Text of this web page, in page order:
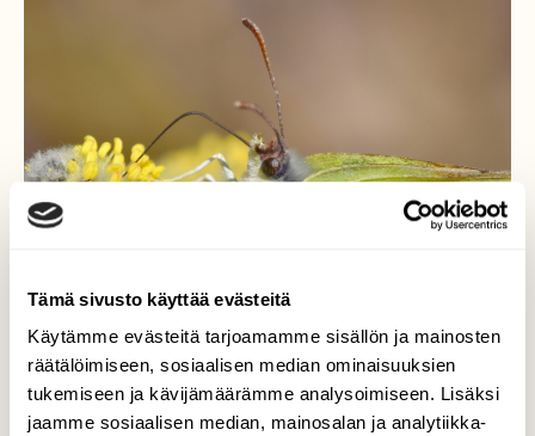
Tämä sivusto käyttää evästeitä
Käytämme evästeitä tarjoamamme sisällön ja mainosten
räätälöimiseen, sosiaalisen median ominaisuuksien
tukemiseen ja kävijämäärämme analysoimiseen. Lisäksi
jaamme sosiaalisen median, mainosalan ja analytiikka-